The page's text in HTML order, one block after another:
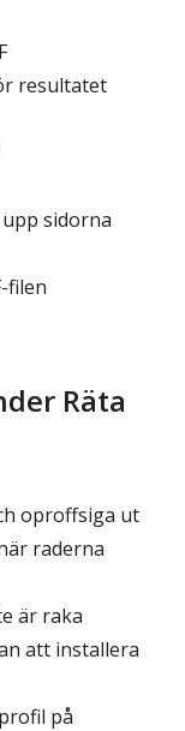
resultatet
sidorna
filen
Räta
oproffsiga ut
raderna
är raka
att installera
på